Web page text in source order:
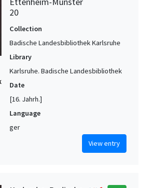
20
Collection
Badische Landesbibliothek Karlsruhe
Library
Karlsruhe. Badische Landesbibliothek
Date
[16. Jahrh.]
Language
ger
View entry